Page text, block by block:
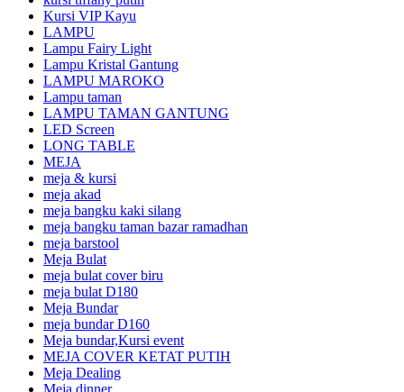
Kursi VIP Kayu
LAMPU
Lampu Fairy Light
Lampu Kristal Gantung
LAMPU MAROKO
Lampu taman
LAMPU TAMAN GANTUNG
LED Screen
LONG TABLE
MEJA
meja & kursi
meja akad
meja bangku kaki silang
meja bangku taman bazar ramadhan
meja barstool
Meja Bulat
meja bulat cover biru
meja bulat D180
Meja Bundar
meja bundar D160
Meja bundar,Kursi event
MEJA COVER KETAT PUTIH
Meja Dealing